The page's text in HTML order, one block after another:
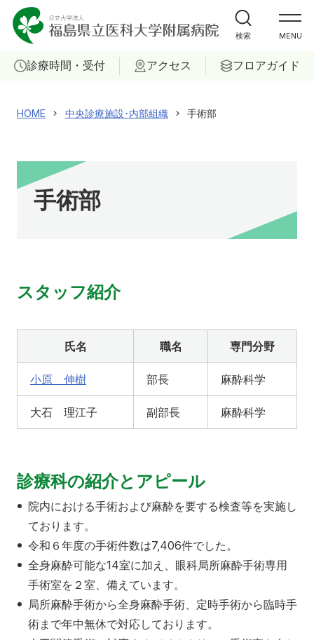
MENU
外来受診の方
入院・ご面会の方
ご相談
診療時間・受付 アクセス フロアガイド
検索
HOME 中央診療施設･内部組織 手術部
手術部
スタッフ紹介
氏名 職名 専門分野
小原 伸樹 部長 麻酔科学
大石 理江子 副部長 麻酔科学
診療科の紹介とアピール
院内における手術および麻酔を要する検査等を実施し
ております。
令和６年度の手術件数は7,406件でした。
全身麻酔可能な14室に加え、眼科局所麻酔手術専用
手術室を２室、備えています。
局所麻酔手術から全身麻酔手術、定時手術から臨時手
術まで年中無休で対応しております。